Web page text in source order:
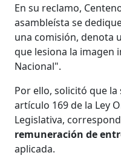
En su reclamo,
asambleísta se
una comisión, denota
que lesiona la imagen
Nacional".
Por ello, solicitó que
artículo 169 de la Ley
Legislativa,
remuneración de
aplicada.